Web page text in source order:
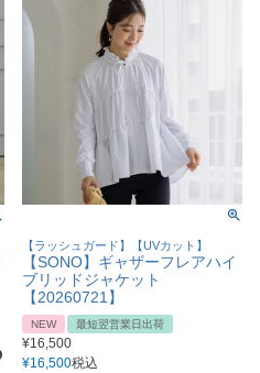
【ラッシュガード】【UVカット】
【SONO】ギャザーフレアハイ
ブリッドジャケット
【20260721】
NEW 最短翌営業日出荷
¥16,500
¥16,500税込